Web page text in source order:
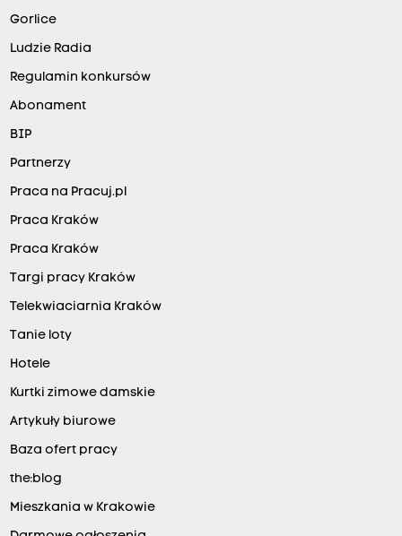
Gorlice
Ludzie Radia
Regulamin konkursów
Abonament
BIP
Partnerzy
Praca na Pracuj.pl
Praca Kraków
Praca Kraków
Targi pracy Kraków
Telekwiaciarnia Kraków
Tanie loty
Hotele
Kurtki zimowe damskie
Artykuły biurowe
Baza ofert pracy
the:blog
Mieszkania w Krakowie